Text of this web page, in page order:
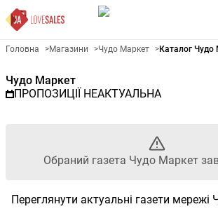
Рекламна газета
Головна >Магазини >Чудо Маркет >Каталог
Чудо Маркет
ПРОПОЗИЦІЇ НЕАКТУАЛЬНА
Обраний газета Чудо Маркет
Переглянути актуальні газети